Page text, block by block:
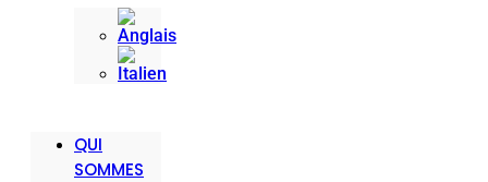
QUI
SOMMES